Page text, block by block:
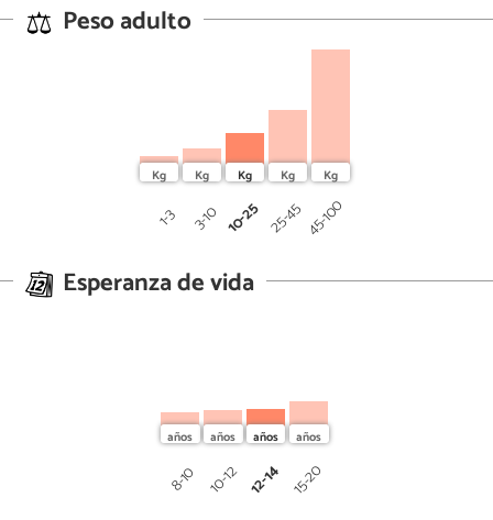
Peso adulto
1-3 3-10 10-25 25-45 45-100
Esperanza de vida
8-10 10-12 12-14 15-20